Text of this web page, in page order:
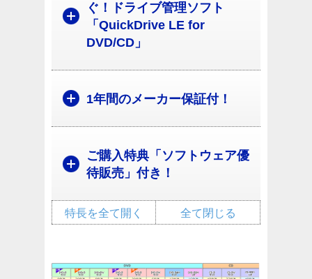
ぐ！ドライブ管理ソフト
「QuickDrive LE for
DVD/CD」
1年間のメーカー保証付！
ご購入特典「ソフトウェア優
待販売」付き！
全て閉じる
特長を全て開く